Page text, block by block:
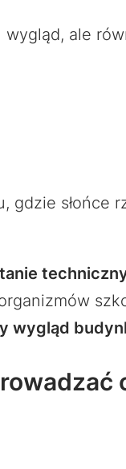
ale
gdzie słońce
wygląd